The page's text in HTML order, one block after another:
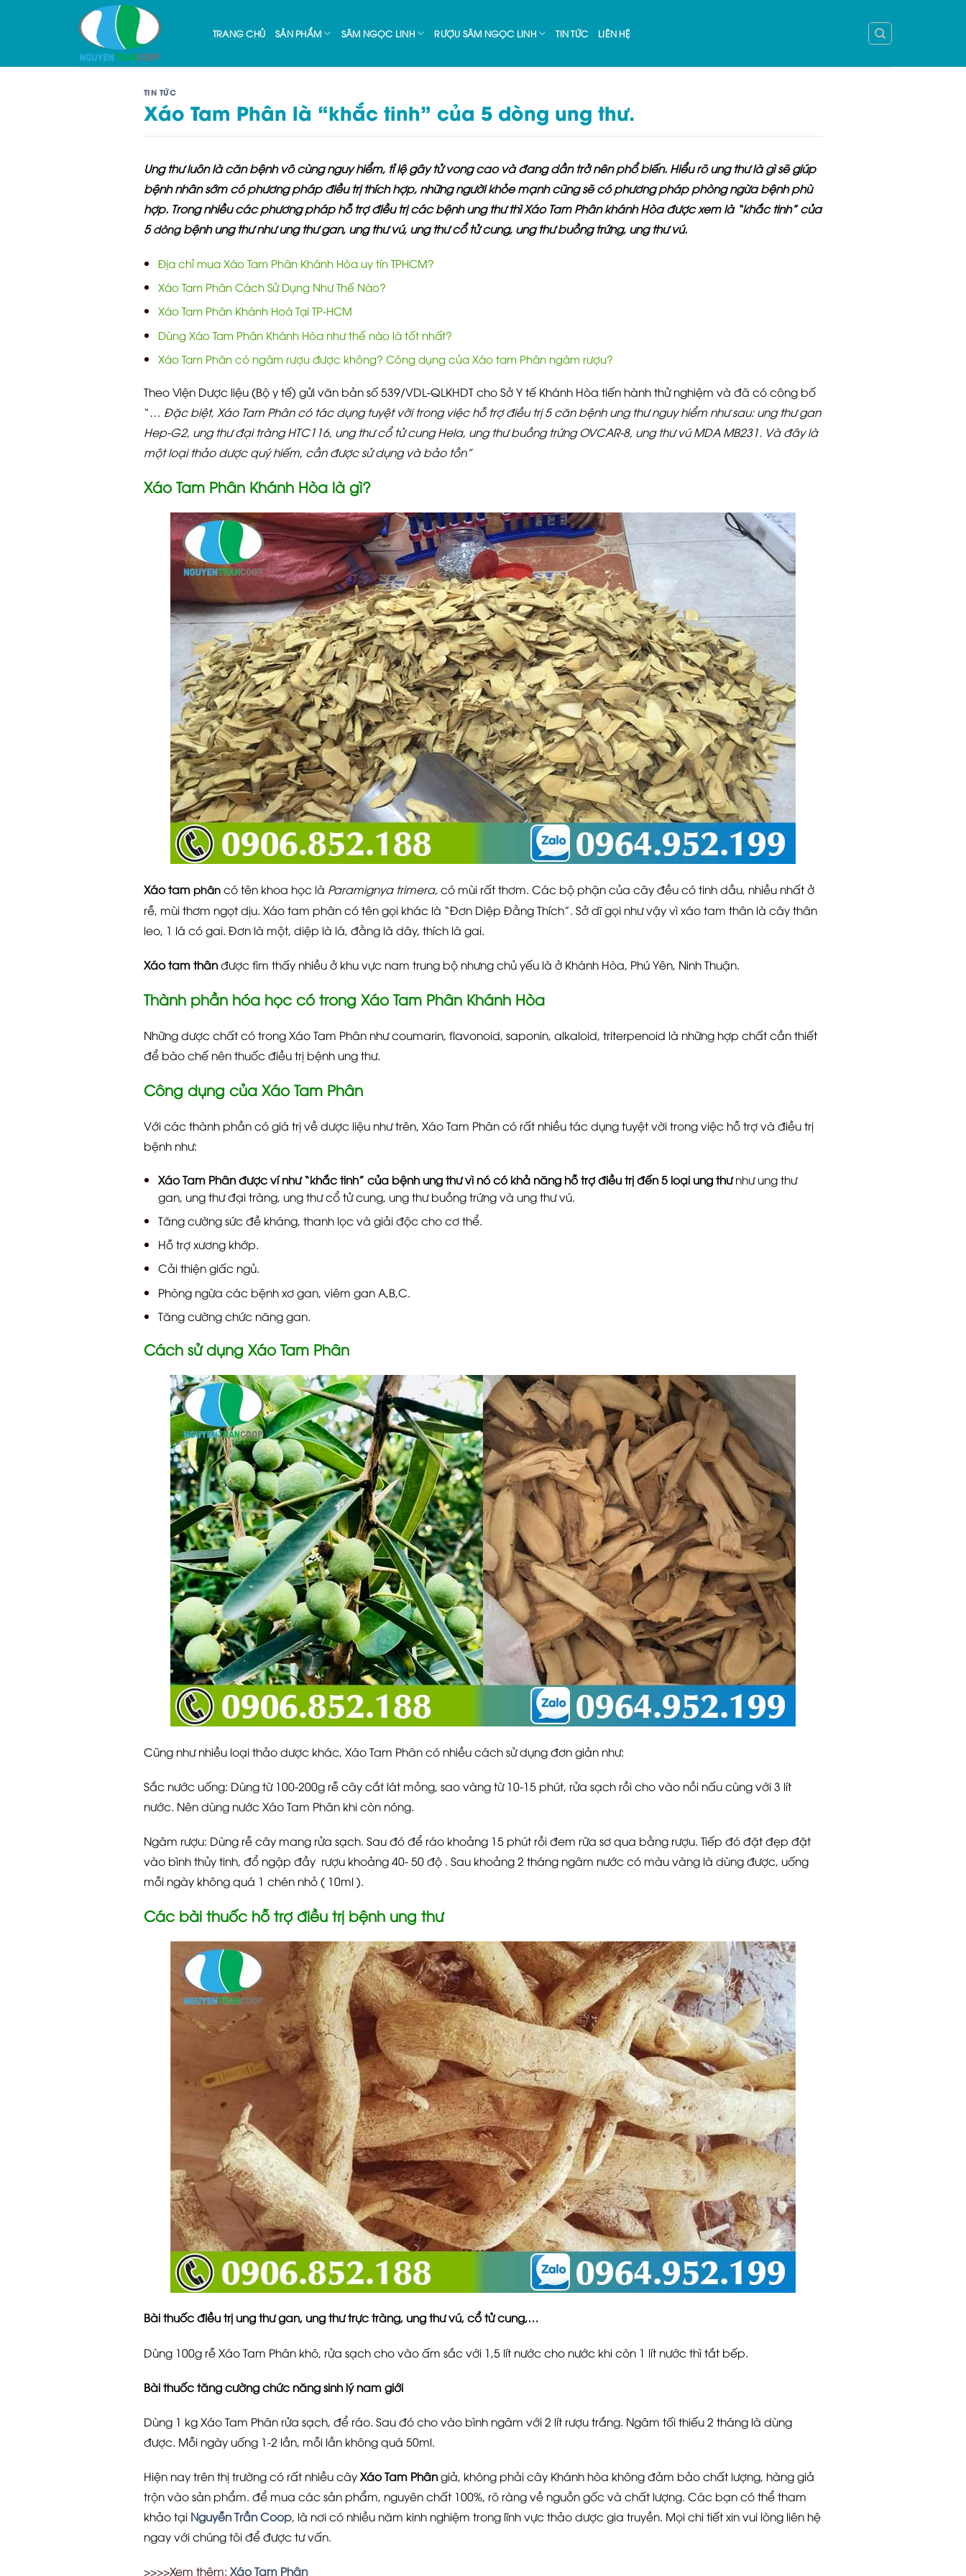
TRANG CHỦ SẢN PHẨM SÂM NGỌC LINH RƯỢU SÂM NGỌC LINH TIN TỨC LIÊN HỆ
TIN TỨC
Xáo Tam Phân là “khắc tinh” của 5 dòng ung thư.
Ung thư luôn là căn bệnh vô cùng nguy hiểm, tỉ lệ gây tử vong cao và đang dần trở nên phổ biến. Hiểu rõ ung thư là gì sẽ giúp
bệnh nhân sớm có phương pháp điều trị thích hợp, những người khỏe mạnh cũng sẽ có phương pháp phòng ngừa bệnh phù
hợp. Trong nhiều các phương pháp hỗ trợ điều trị các bệnh ung thư thìXáo Tam Phân khánh Hòađược xem là “khắc tinh” của
5dòngbệnh ung thư như ung thư gan, ung thư vú, ung thư cổ tử cung, ung thư buồng trứng, ung thư vú.
Địa chỉ mua Xáo Tam Phân Khánh Hòa uy tín TPHCM?
Xáo Tam Phân Cách Sử Dụng Như Thế Nào?
Xáo Tam Phân Khánh Hoà Tại TP-HCM
Dùng Xáo Tam Phân Khánh Hòa như thế nào là tốt nhất?
Xáo Tam Phân có ngâm rượu được không? Công dụng của Xáo tam Phân ngâm rượu?
Theo Viện Dược liệu (Bộ y tế) gửi văn bản số 539/VDL-QLKHDT cho Sở Y tế Khánh Hòa tiến hành thử nghiệm và đã có công bố
“…
Đặc biệt, Xáo Tam Phân có tác dụng tuyệt vời trong việc hỗ trợ điều trị 5 căn bệnh ung thư nguy hiểm như sau: ung thư gan
Hep-G2, ung thư đại tràng HTC116, ung thư cổ tử cung Hela, ung thư buồng trứng OVCAR-8, ung thư vú MDA MB231. Và đây là
một loại thảo dược quý hiếm, cần được sử dụng và bảo tồn”
Xáo Tam Phân Khánh Hòa là gì?
Xáo tam phâncó tên khoa học là Paramignya trimera, có mùi rất thơm. Các bộ phận của cây đều có tinh dầu, nhiều nhất ở
rễ, mùi thơm ngọt dịu. Xáo tam phân có tên gọi khác là “Đơn Diệp Đằng Thích”. Sở dĩ gọi như vậy vì xáo tam thân là cây thân
leo, 1 lá có gai. Đơn là một, diệp là lá, đằng là dây, thích là gai.
Xáo tam thânđược tìm thấy nhiều ở khu vực nam trung bộ nhưng chủ yếu là ở Khánh Hòa, Phú Yên, Ninh Thuận.
Thành phần hóa học có trong Xáo Tam Phân Khánh Hòa
Những dược chất có trong Xáo Tam Phân như coumarin, flavonoid, saponin, alkaloid, triterpenoid là những hợp chất cần thiết
để bào chế nên thuốc điều trị bệnh ung thư.
Công dụng của Xáo Tam Phân
Với các thành phần có giá trị về dược liệu như trên, Xáo Tam Phân có rất nhiều tác dụng tuyệt vời trong việc hỗ trợ và điều trị
bệnh như:
Xáo Tam Phân được ví như “khắc tinh” của bệnh ung thư vì nó có khả năng hỗ trợ điều trị đến 5 loại ung thưnhư ung thư
gan, ung thư đại tràng, ung thư cổ tử cung, ung thư buồng trứng và ung thư vú.
Tăng cường sức đề kháng, thanh lọc và giải độc cho cơ thể.
Hỗ trợ xương khớp.
Cải thiện giấc ngủ.
Phòng ngừa các bệnh xơ gan, viêm gan A,B,C.
Tăng cường chức năng gan.
Cách sử dụng Xáo Tam Phân
Cũng như nhiều loại thảo dược khác, Xáo Tam Phân có nhiều cách sử dụng đơn giản như:
Sắc nước uống: Dùng từ 100-200g rễ cây cắt lát mỏng, sao vàng từ 10-15 phút, rửa sạch rồi cho vào nồi nấu cùng với 3 lít
nước. Nên dùng nước Xáo Tam Phân khi còn nóng.
Ngâm rượu: Dùng rễ cây mang rửa sạch. Sau đó để ráo khoảng 15 phút rồi đem rữa sơ qua bằng rượu. Tiếp đó đặt đẹp đặt
vào bình thủy tinh, đổ ngập đầy rượu khoảng 40- 50 độ . Sau khoảng 2 tháng ngâm nước có màu vàng là dùng được, uống
mỗi ngày không quá 1 chén nhỏ ( 10ml ).
Các bài thuốc hỗ trợ điều trị bệnh ung thư
Bài thuốc điều trị ung thư gan, ung thư trực tràng, ung thư vú, cổ tử cung,…
Dùng 100g rễ Xáo Tam Phân khô, rửa sạch cho vào ấm sắc với 1,5 lít nước cho nước khi còn 1 lít nước thì tắt bếp.
Bài thuốc tăng cường chức năng sinh lý nam giới
Dùng 1 kg Xáo Tam Phân rửa sạch, để ráo. Sau đó cho vào bình ngâm với 2 lít rượu trắng. Ngâm tối thiếu 2 tháng là dùng
được. Mỗi ngày uống 1-2 lần, mỗi lần không quá 50ml.
Hiện nay trên thị trường có rất nhiều câyXáo Tam Phângiả, không phải cây Khánh hòa không đảm bảo chất lượng, hàng giả
trộn vào sản phẩm. để mua các sản phẩm, nguyên chất 100%, rõ ràng về nguồn gốc và chất lượng. Các bạn có thể tham
khảo tại Nguyễn Trần Coop, là nơi có nhiều năm kinh nghiệm trong lĩnh vực thảo dược gia truyền. Mọi chi tiết xin vui lòng liên hệ
ngay với chúng tôi để được tư vấn.
>>>>Xem thêm: Xáo Tam Phân